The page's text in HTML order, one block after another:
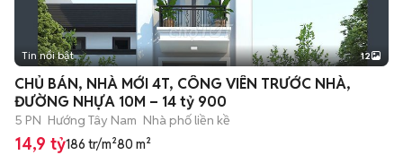
+2
Tin nổi bật 12
CHỦ BÁN, NHÀ MỚI 4T, CÔNG VIÊN TRƯỚC NHÀ,
ĐƯỜNG NHỰA 10M – 14 tỷ 900
5 PN Hướng Tây Nam Nhà phố liền kề
14,9 tỷ186 tr/m²80 m²